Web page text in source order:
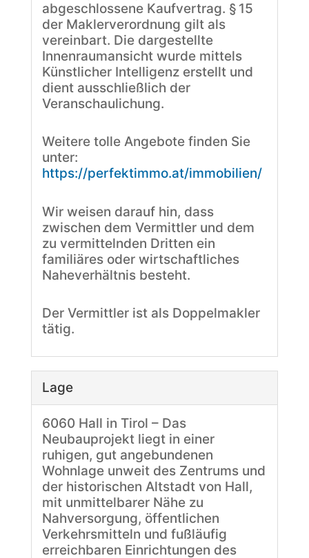
abgeschlossene Kaufvertrag. § 15
der Maklerverordnung gilt als
vereinbart. Die dargestellte
Innenraumansicht wurde mittels
Künstlicher Intelligenz erstellt und
dient ausschließlich der
Veranschaulichung.
Weitere tolle Angebote finden Sie
unter:
https://perfektimmo.at/immobilien/
Wir weisen darauf hin, dass
zwischen dem Vermittler und dem
zu vermittelnden Dritten ein
familiäres oder wirtschaftliches
Naheverhältnis besteht.
Der Vermittler ist als Doppelmakler
tätig.
Lage
6060 Hall in Tirol – Das
Neubauprojekt liegt in einer
ruhigen, gut angebundenen
Wohnlage unweit des Zentrums und
der historischen Altstadt von Hall,
mit unmittelbarer Nähe zu
Nahversorgung, öffentlichen
Verkehrsmitteln und fußläufig
erreichbaren Einrichtungen des